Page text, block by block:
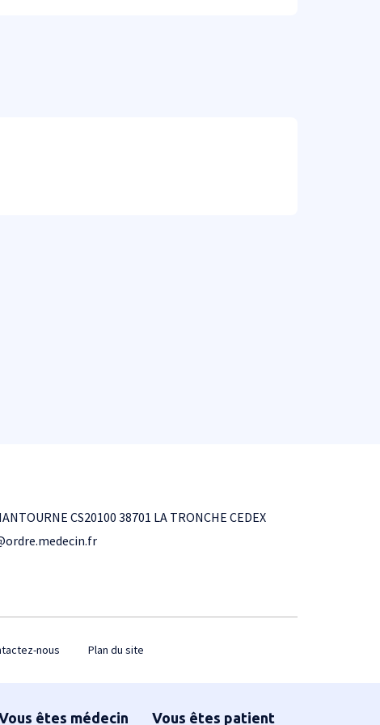
CS20100 38701 LA TRONCHE CEDEX
nous Plan du site
êtes médecin Vous êtes patient